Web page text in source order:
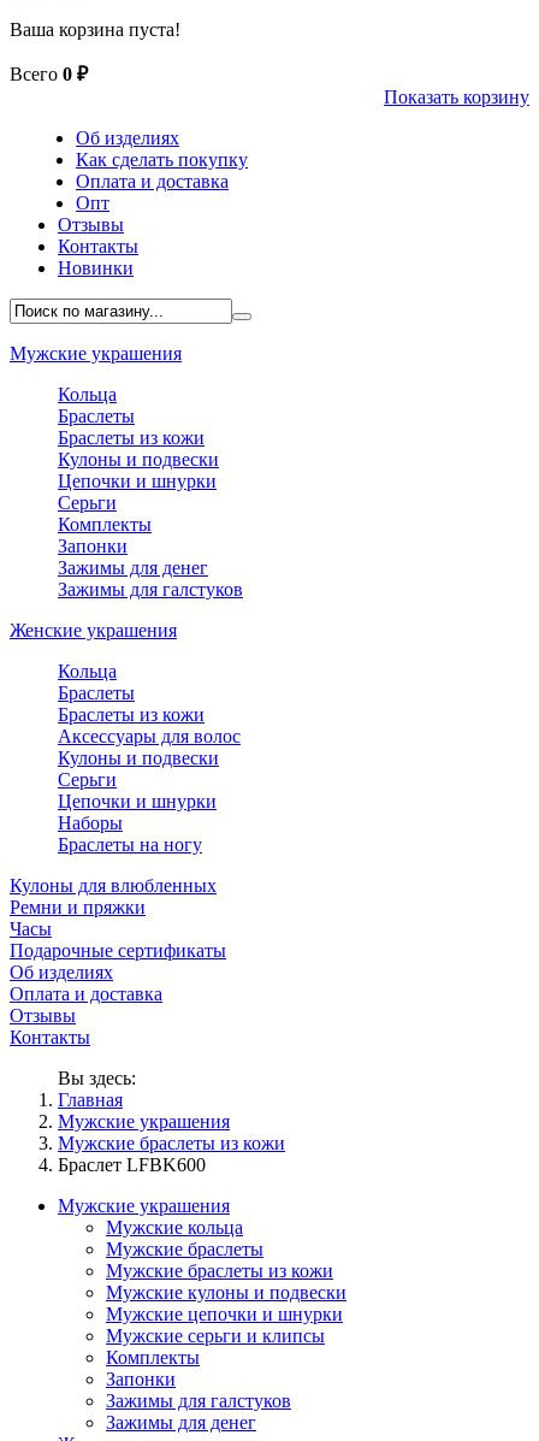
Ваша корзина пуста!
Всего 0 ₽
Показать корзину
Об изделиях
Как сделать покупку
Оплата и доставка
Опт
Отзывы
Контакты
Новинки
Мужские украшения
Кольца
Браслеты
Браслеты из кожи
Кулоны и подвески
Цепочки и шнурки
Серьги
Комплекты
Запонки
Зажимы для денег
Зажимы для галстуков
Женские украшения
Кольца
Браслеты
Браслеты из кожи
Аксессуары для волос
Кулоны и подвески
Серьги
Цепочки и шнурки
Наборы
Браслеты на ногу
Кулоны для влюбленных
Ремни и пряжки
Часы
Подарочные сертификаты
Об изделиях
Оплата и доставка
Отзывы
Контакты
Вы здесь:
Главная
Мужские украшения
Мужские браслеты из кожи
Браслет LFBK600
Мужские украшения
Мужские кольца
Мужские браслеты
Мужские браслеты из кожи
Мужские кулоны и подвески
Мужские цепочки и шнурки
Мужские серьги и клипсы
Комплекты
Запонки
Зажимы для галстуков
Зажимы для денег